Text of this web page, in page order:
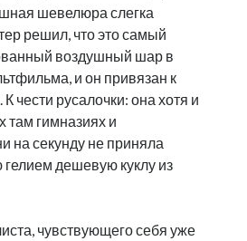
шевелюра слегка
решил, что это самый
воздушный шар в
и он привязан к
чести русалочки: она хотя и
там гимназиях и
на секунду не приняла
гелием дешевую куклу из
чувствующего себя уже